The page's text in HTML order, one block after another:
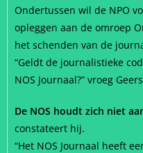
Ondertussen wil de NPO
opleggen aan de omroep
het schenden van de
“Geldt de journalistieke
NOS Journaal?” vroeg
De NOS houdt zich niet
constateert hij.
“Het NOS Journaal heeft